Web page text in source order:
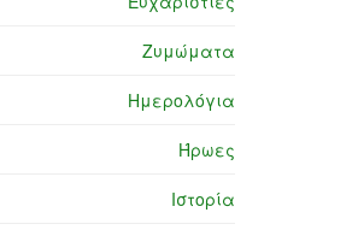
Ζυμώματα
Ημερολόγια
Ήρωες
Ιστορία